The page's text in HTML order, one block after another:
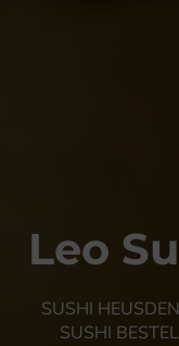
Leo
SUSHI
SUSHI